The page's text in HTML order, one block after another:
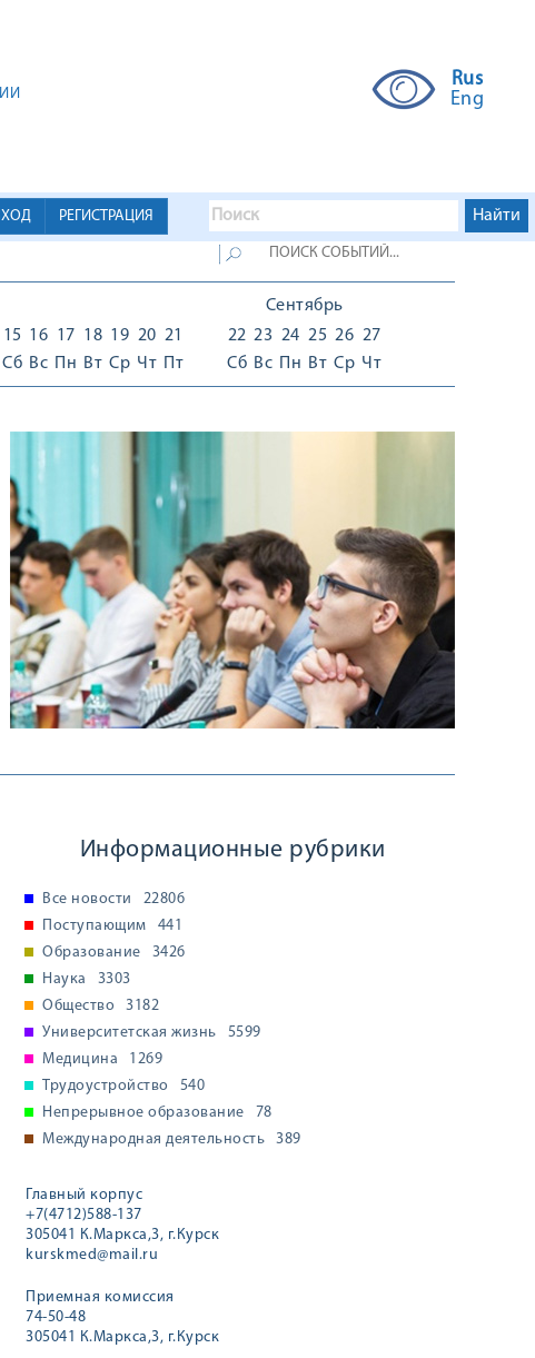
Rus
Eng
РЕГИСТРАЦИЯ
15
Сб
16
Вс
17
Пн
18
Вт
19
Ср
20
Чт
21
Пт
Сентябрь
22
Сб
23
Вс
24
Пн
25
Вт
26
Ср
27
Чт
Информационные рубрики
Все новости
22806
Поступающим
441
Образование
3426
Наука
3303
Общество
3182
Университетская жизнь
5599
Медицина
1269
Трудоустройство
540
Непрерывное образование
78
Международная деятельность
389
Главный корпус
+7(4712)588-137
305041 К.Маркса,3, г.Курск
kurskmed@mail.ru
Приемная комиссия
74-50-48
305041 К.Маркса,3, г.Курск